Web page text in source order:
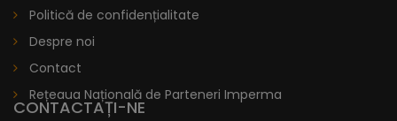
Politică de confidențialitate
Despre noi
Contact
Rețeaua Națională de Parteneri Imperma
CONTACTAȚI-NE